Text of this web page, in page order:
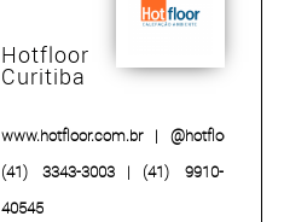
Hotfloor
Curitiba
www.hotfloor.com.br |
(41) 3343-3003
|
(41) 9910-
40545